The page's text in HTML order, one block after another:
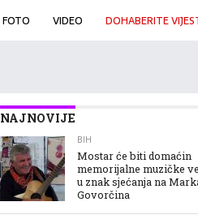
FOTO VIDEO DOHABERITE
NAJNOVIJE
BIH
Mostar će biti domaćin
memorijalne muzičke
u znak sjećanja na
Govorčina